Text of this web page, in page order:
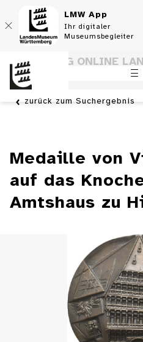
LMW App
Ihr digitaler
Museumsbegleiter
SAMMLUNG ONLINE
WÜRTTEMBERG
zurück zum Suchergebnis
Medaille von
auf das
Amtshaus zu